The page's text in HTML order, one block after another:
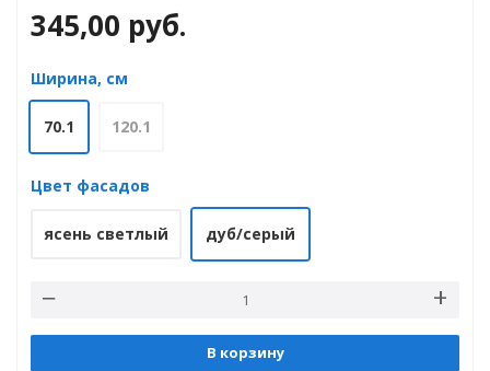
345,00 руб.
Ширина, см
70.1 120.1
Цвет фасадов
ясень светлый дуб/серый
В корзину